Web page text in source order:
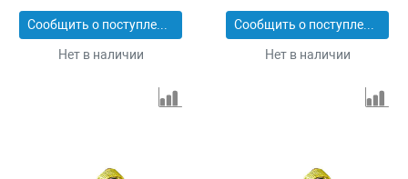
Сообщить о поступлении
Нет в наличии
Сообщить о поступлении
Нет в наличии